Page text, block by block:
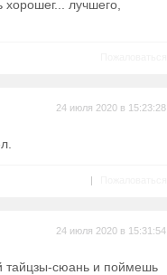
лучшего,
24 июля 2020 в 15:23:28
|
24 июля 2020 в 15:31:54
тайцзы-сюань и поймешь